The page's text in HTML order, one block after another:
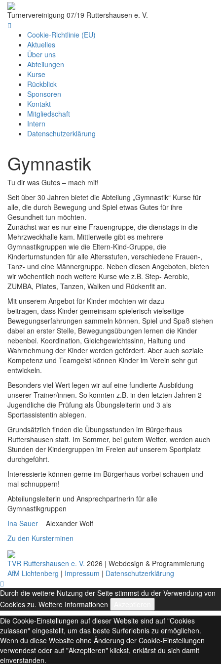
Turnervereinigung 07/19 Ruttershausen e. V.
Cookie-Richtlinie (EU)
Aktuelles
Über uns
Abteilungen
Kurse
Rückblick
Sponsoren
Kontakt
Mitgliedschaft
Intern
Datenschutzerklärung
Gymnastik
Tu dir was Gutes – mach mit!
Seit über 30 Jahren bietet die Abteilung „Gymnastik“ Kurse für
alle, die durch Bewegung und Spiel etwas Gutes für ihre
Gesundheit tun möchten.
Zunächst war es nur eine Frauengruppe, die dienstags in die
Mehrzweckhalle kam. Mittlerweile gibt es mehrere
Gymnastikgruppen wie die Eltern-Kind-Gruppe, die
Kinderturnstunden für alle Altersstufen, verschiedene Frauen-,
Tanz- und eine Männergruppe. Neben diesen Angeboten, bieten
wir wöchentlich noch weitere Kurse wie z.B. Step- Aerobic,
ZUMBA, Pilates, Tanzen, Walken und Rückenfit an.
Mit unserem Angebot für Kinder möchten wir dazu
beitragen, dass Kinder gemeinsam spielerisch vielseitige
Bewegungserfahrungen sammeln können. Spiel und Spaß stehen
dabei an erster Stelle, Bewegungsübungen lernen die Kinder
nebenbei. Koordination, Gleichgewichtssinn, Haltung und
Wahrnehmung der Kinder werden gefördert. Aber auch soziale
Kompetenz und Teamgeist können Kinder im Verein sehr gut
entwickeln.
Besonders viel Wert legen wir auf eine fundierte Ausbildung
unserer Trainer/innen. So konnten z.B. in den letzten Jahren 2
Jugendliche die Prüfung als Übungsleiterin und 3 als
Sportassistentin ablegen.
Grundsätzlich finden die Übungsstunden im Bürgerhaus
Ruttershausen statt. Im Sommer, bei gutem Wetter, werden auch
Stunden der Kindergruppen im Freien auf unserem Sportplatz
durchgeführt.
Interessierte können gerne im Bürgerhaus vorbei schauen und
mal schnuppern!
Abteilungsleiterin und Ansprechpartnerin für alle
Gymnastikgruppen
Ina Sauer
Alexander Wolf
Zu den Kursterminen
TVR Ruttershausen e. V. 2026 | Webdesign & Programmierung
AfM Lichtenberg | Impressum | Datenschutzerklärung
Durch die weitere Nutzung der Seite stimmst du der Verwendung von
Cookies zu. Weitere Informationen
Die Cookie-Einstellungen auf dieser Website sind auf "Cookies
zulassen" eingestellt, um das beste Surferlebnis zu ermöglichen.
Wenn du diese Website ohne Änderung der Cookie-Einstellungen
verwendest oder auf "Akzeptieren" klickst, erklärst du sich damit
einverstanden.